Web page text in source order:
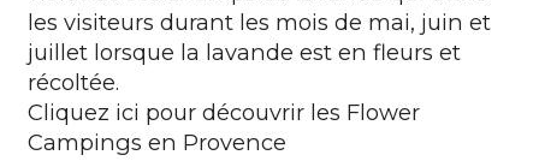
les visiteurs durant les mois de mai, juin et
juillet lorsque la lavande est en fleurs et
récoltée.
Cliquez ici pour découvrir les Flower
Campings en Provence